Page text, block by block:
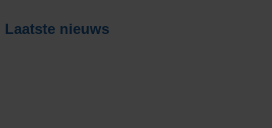
Laatste nieuws